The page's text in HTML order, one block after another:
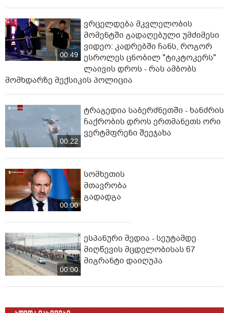
00:49
ვრცელდება მკვლელობის
მომენტში გადაღებული უმძიმესი
ვიდეო: კადრებში ჩანს, როგორ
ესროლეს ცნობილ "ტიკტოკერს"
ლაივის დროს - რას ამბობს
მომხდარზე მექსიკის პოლიცია
00:22
ტრაგედია საბერძნეთში - ხანძრის
ჩაქრობის დროს ერთმანეთს ორი
ვერტმფრენი შეეჯახა
00:00
სომხეთის
მთავრობა
გადადგა
00:00
ესპანური მედია - სეუტამდე
მიღწევის მცდელობისას 67
მიგრანტი დაიღუპა